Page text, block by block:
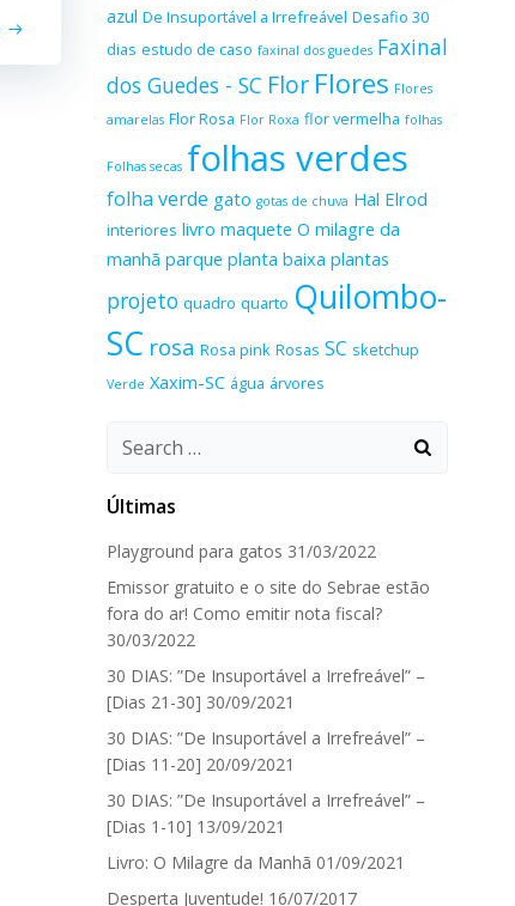
azul De Insuportável a Irrefreável Desafio 30
dias estudo de caso faxinal dos guedes Faxinal
dos Guedes - SC Flor Flores Flores
amarelas Flor Rosa Flor Roxa flor vermelha folhas
Folhas secas folhas verdes
folha verde gato gotas de chuva Hal Elrod
interiores livro maquete O milagre da
manhã parque planta baixa plantas
projeto quadro quarto Quilombo-
SC rosa Rosa pink Rosas SC sketchup
Verde Xaxim-SC água árvores
Search
Últimas
Playground para gatos 31/03/2022
Emissor gratuito e o site do Sebrae estão
fora do ar! Como emitir nota fiscal?
30/03/2022
30 DIAS: ”De Insuportável a Irrefreável” –
[Dias 21-30] 30/09/2021
30 DIAS: ”De Insuportável a Irrefreável” –
[Dias 11-20] 20/09/2021
30 DIAS: ”De Insuportável a Irrefreável” –
[Dias 1-10] 13/09/2021
Livro: O Milagre da Manhã 01/09/2021
Desperta Juventude! 16/07/2017